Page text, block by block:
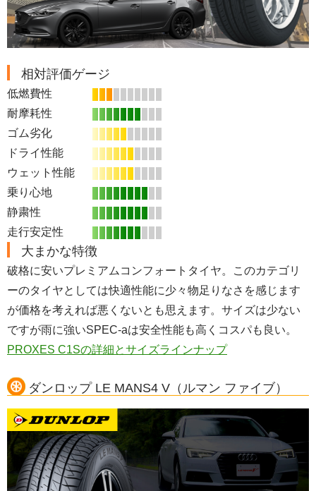
相対評価ゲージ
低燃費性
耐摩耗性
ゴム劣化
ドライ性能
ウェット性能
乗り心地
静粛性
走行安定性
大まかな特徴
破格に安いプレミアムコンフォートタイヤ。このカテゴリ
ーのタイヤとしては快適性能に少々物足りなさを感じます
が価格を考えれば悪くないとも思えます。サイズは少ない
ですが雨に強いSPEC-aは安全性能も高くコスパも良い。
PROXES C1Sの詳細とサイズラインナップ
ダンロップ LE MANS4 V（ルマン ファイブ）